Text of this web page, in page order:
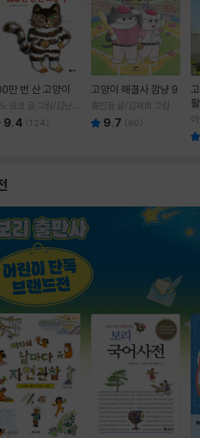
만 번 산 고양이
요코 글,그림/김난주
9.4 (124)
고양이 해결사 깜냥 9
홍민정 글/김재희 그림
9.7 (60)